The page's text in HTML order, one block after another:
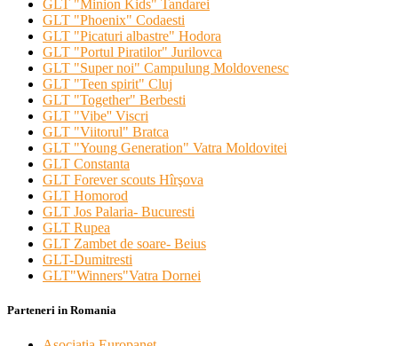
GLT "Minion Kids" Tandarei
GLT "Phoenix" Codaesti
GLT "Picaturi albastre" Hodora
GLT "Portul Piratilor" Jurilovca
GLT "Super noi" Campulung Moldovenesc
GLT "Teen spirit" Cluj
GLT "Together" Berbesti
GLT "Vibe'' Viscri
GLT "Viitorul" Bratca
GLT "Young Generation" Vatra Moldovitei
GLT Constanta
GLT Forever scouts Hîrşova
GLT Homorod
GLT Jos Palaria- Bucuresti
GLT Rupea
GLT Zambet de soare- Beius
GLT-Dumitresti
GLT"Winners"Vatra Dornei
Parteneri in Romania